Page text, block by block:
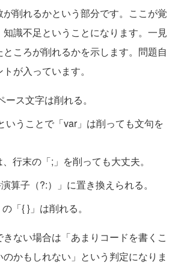
が削れるかという部分です。ここが覚
識不足ということになります。一見
ところが削れるかを示します。問題自
が入っています。
ース文字は削れる。
いうことで「var」は削っても文句を
行末の「;」を削っても大丈夫。
算子（?:）」に置き換えられる。
「{ }」は削れる。
ない場合は「あまりコードを書くこ
かもしれない」という判定になりま